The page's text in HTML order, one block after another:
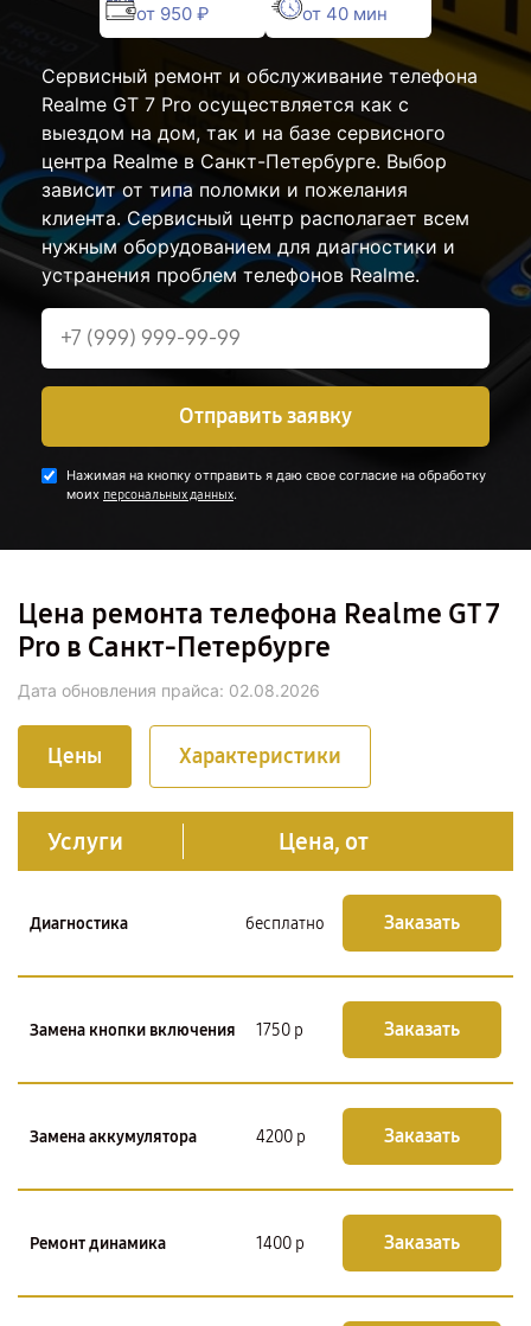
от 950 ₽ от 40 мин
Сервисный ремонт и обслуживание телефона
Realme GT 7 Pro осуществляется как с
выездом на дом, так и на базе сервисного
центра Realme в Санкт-Петербурге. Выбор
зависит от типа поломки и пожелания
клиента. Сервисный центр располагает всем
нужным оборудованием для диагностики и
устранения проблем телефонов Realme.
Отправить заявку
Нажимая на кнопку отправить я даю свое согласие на обработку
моих персональных данных.
Цена ремонта телефона Realme GT 7
Pro в Санкт-Петербурге
Дата обновления прайса: 02.08.2026
Цены Характеристики
Услуги Цена, от
Диагностика бесплатно Заказать
Замена кнопки включения 1750 р Заказать
Замена аккумулятора 4200 р Заказать
Ремонт динамика 1400 р Заказать